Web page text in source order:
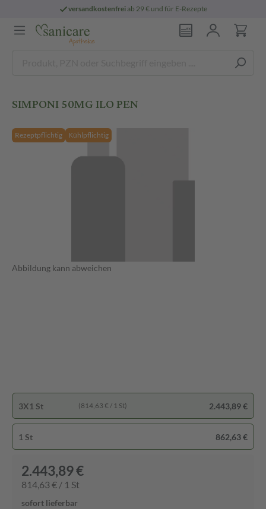
versandkostenfreiab 29 € und für E-Rezepte
SIMPONI 50MG ILO PEN
Rezeptpflichtig Kühlpflichtig
Abbildung kann abweichen
3X1 St (814,63 € / 1 St) 2.443,89 €
1 St 862,63 €
2.443,89 €
814,63 € / 1 St
sofort lieferbar